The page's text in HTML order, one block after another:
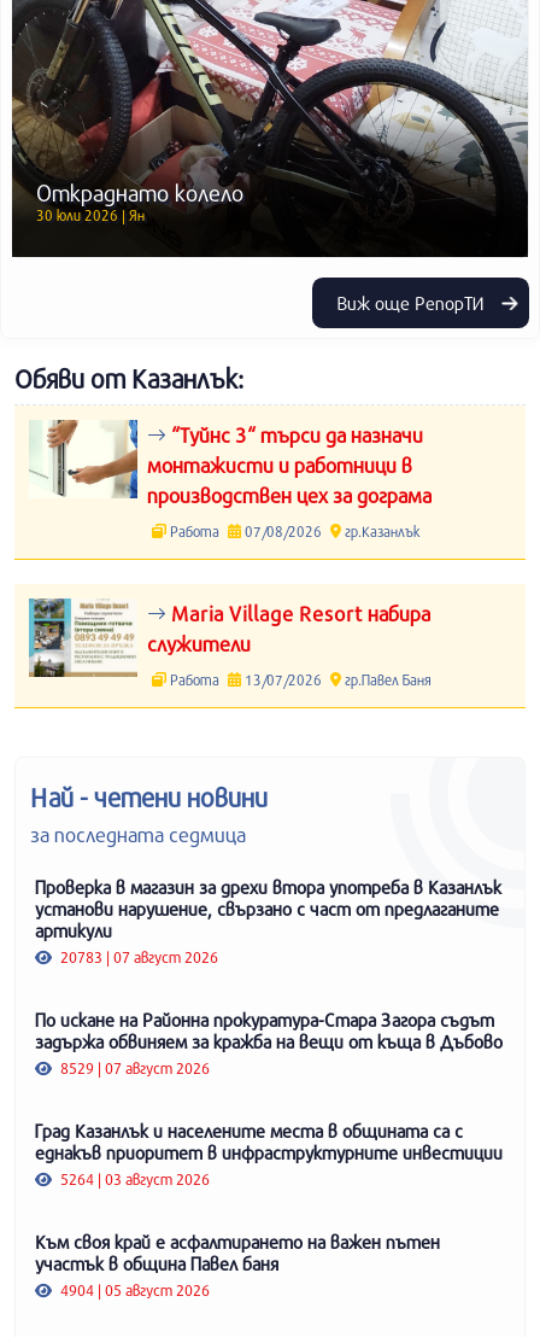
Откраднато колело
30 юли 2026 | Ян
Виж още РепорТИ
Обяви от Казанлък:
“Туйнс 3“ търси да назначи
монтажисти и работници в
производствен цех за дограма
Работа 07/08/2026 гр.Казанлък
Maria Village Resort набира
служители
Работа 13/07/2026 гр.Павел Баня
Най - четени новини
за последната седмица
Проверка в магазин за дрехи втора употреба в Казанлък
установи нарушение, свързано с част от предлаганите
артикули
20783 | 07 август 2026
По искане на Районна прокуратура-Стара Загора съдът
задържа обвиняем за кражба на вещи от къща в Дъбово
8529 | 07 август 2026
Град Казанлък и населените места в общината са с
еднакъв приоритет в инфраструктурните инвестиции
5264 | 03 август 2026
Към своя край е асфалтирането на важен пътен
участък в община Павел баня
4904 | 05 август 2026